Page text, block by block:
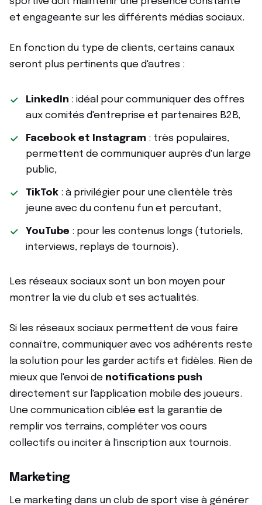
et engageante sur les différents médias sociaux.
En fonction du type de clients, certains canaux
seront plus pertinents que d'autres :
LinkedIn : idéal pour communiquer des offres
aux comités d'entreprise et partenaires B2B,
Facebook et Instagram : très populaires,
permettent de communiquer auprès d'un large
public,
TikTok : à privilégier pour une clientèle très
jeune avec du contenu fun et percutant,
YouTube : pour les contenus longs (tutoriels,
interviews, replays de tournois).
Les réseaux sociaux sont un bon moyen pour
montrer la vie du club et ses actualités.
Si les réseaux sociaux permettent de vous faire
connaître, communiquer avec vos adhérents reste
la solution pour les garder actifs et fidèles. Rien de
mieux que l'envoi de notifications push
directement sur l'application mobile des joueurs.
Une communication ciblée est la garantie de
remplir vos terrains, compléter vos cours
collectifs ou inciter à l'inscription aux tournois.
Marketing
Le marketing dans un club de sport vise à générer